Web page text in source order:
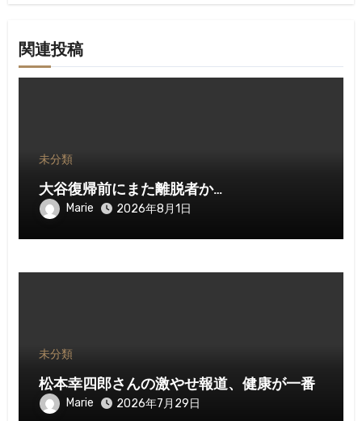
関連投稿
未分類
大谷復帰前にまた離脱者か…
Marie 2026年8月1日
未分類
松本幸四郎さんの激やせ報道、健康が一番
Marie 2026年7月29日